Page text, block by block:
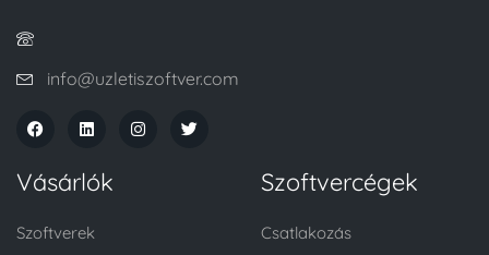
info@uzletiszoftver.com
Vásárlók
Szoftverek
Szoftvercégek
Csatlakozás